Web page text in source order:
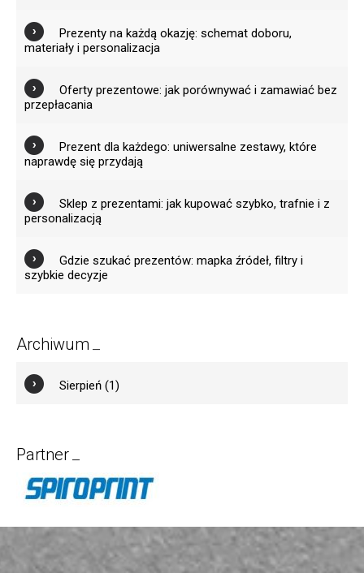
Prezenty na każdą okazję: schemat doboru,
materiały i personalizacja
Oferty prezentowe: jak porównywać i zamawiać bez
przepłacania
Prezent dla każdego: uniwersalne zestawy, które
naprawdę się przydają
Sklep z prezentami: jak kupować szybko, trafnie i z
personalizacją
Gdzie szukać prezentów: mapka źródeł, filtry i
szybkie decyzje
Archiwum
Sierpień (1)
Partner